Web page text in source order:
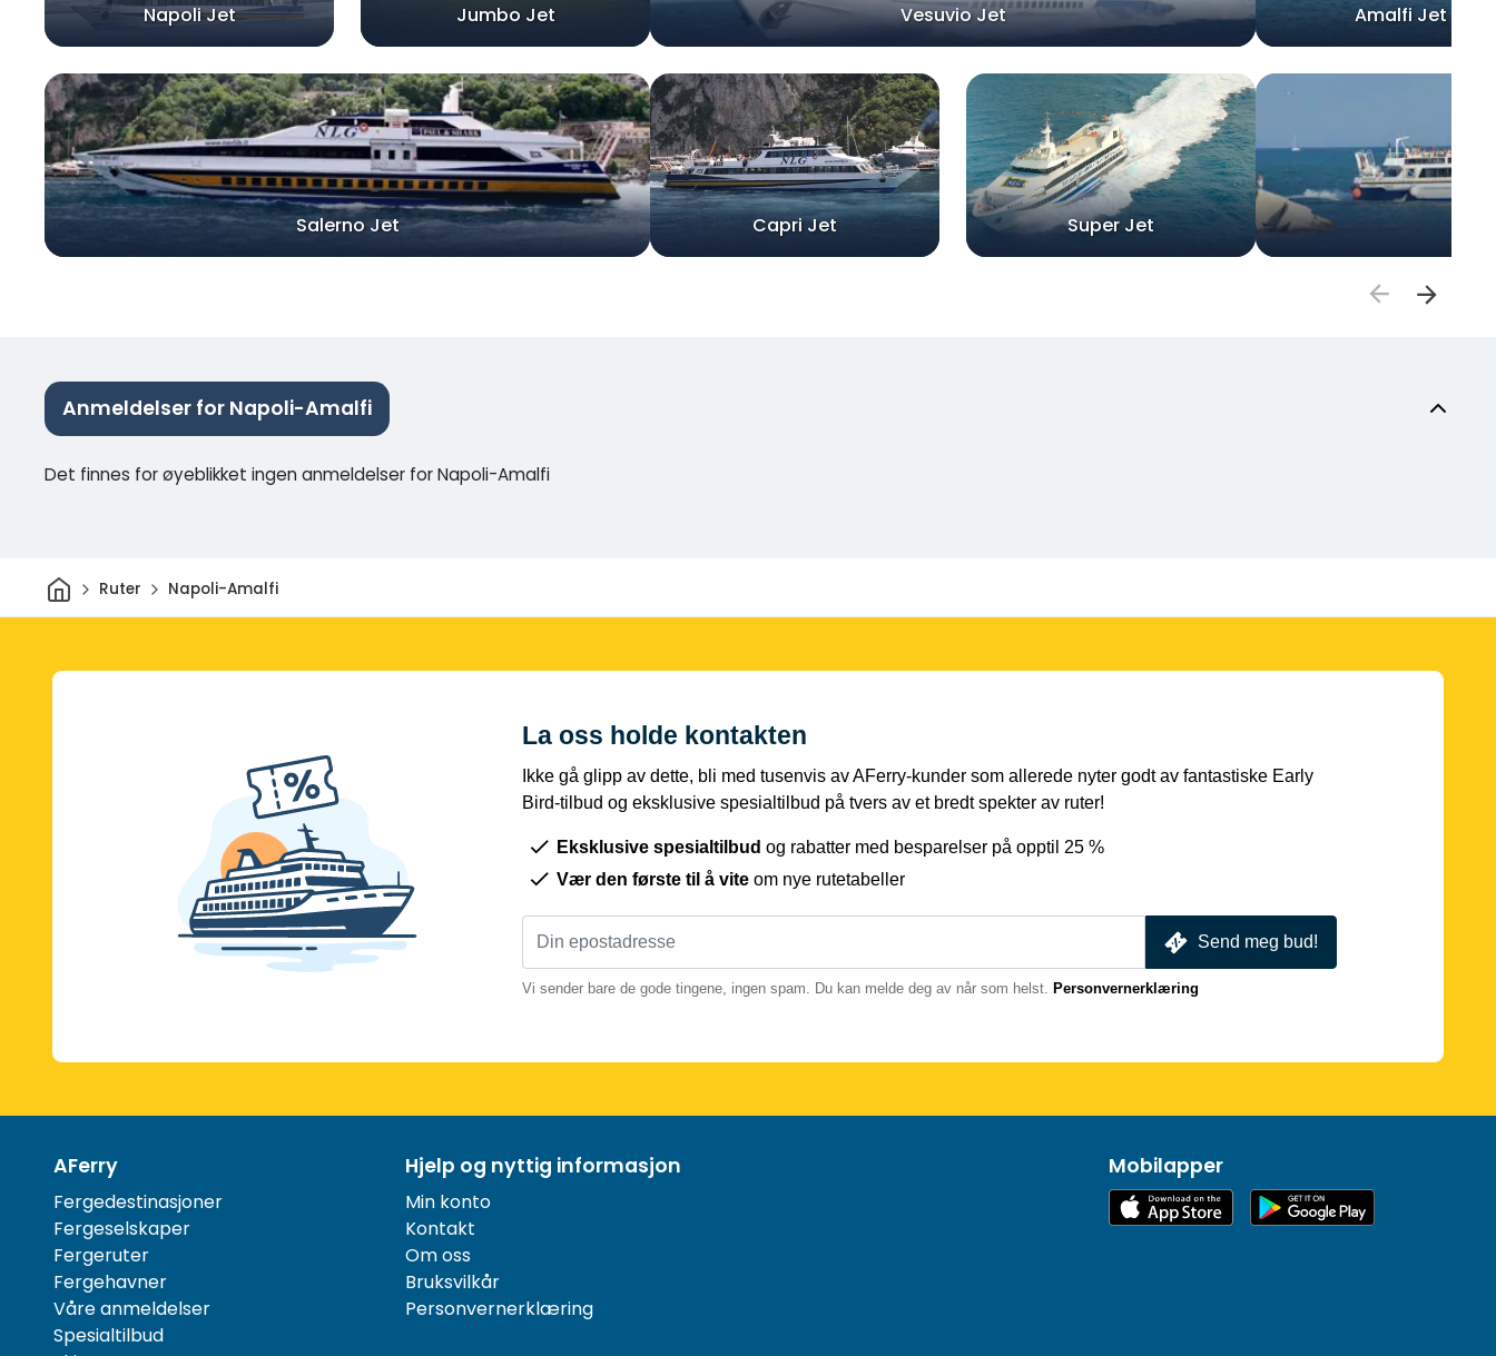
Napoli Jet Jumbo Jet
Salerno Jet
Vesuvio Jet
Capri Jet Super Jet
Amalfi Jet
Anmeldelser for Napoli-Amalfi
Det finnes for øyeblikket ingen anmeldelser for Napoli-Amalfi
HjemRuter Napoli-Amalfi
La oss holde kontakten
Ikke gå glipp av dette, bli med tusenvis av AFerry-kunder som allerede nyter godt av fantastiske Early
Bird-tilbud og eksklusive spesialtilbud på tvers av et bredt spekter av ruter!
Eksklusive spesialtilbud og rabatter med besparelser på opptil 25 %
Vær den første til å vite om nye rutetabeller
Send meg bud!
Vi sender bare de gode tingene, ingen spam. Du kan melde deg av når som helst. Personvernerklæring
AFerry
Fergedestinasjoner
Fergeselskaper
Fergeruter
Fergehavner
Våre anmeldelser
Spesialtilbud
Hjelp og nyttig informasjon
Min konto
Kontakt
Om oss
Bruksvilkår
Personvernerklæring
Mobilapper